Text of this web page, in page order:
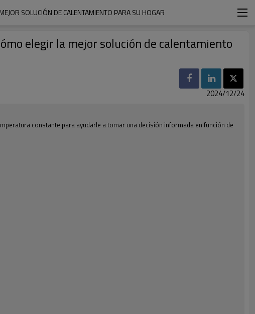
SOLUCIÓN DE CALENTAMIENTO PARA SU HOGAR
elegir la mejor solución de calentamiento
2024/12/24
constante para ayudarle a tomar una decisión informada en función de